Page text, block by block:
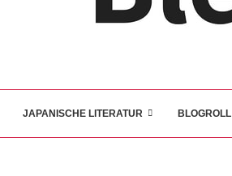
JAPANISCHE LITERATUR BLOGROLL